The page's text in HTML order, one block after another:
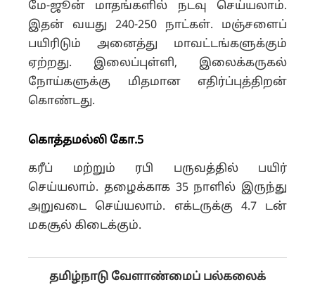
மே-ஜூன் மாதங்களில் நடவு செய்யலாம்.
இதன் வயது 240-250 நாட்கள். மஞ்சளைப்
பயிரிடும் அனைத்து மாவட்டங்களுக்கும்
ஏற்றது. இலைப்புள்ளி, இலைக்கருகல்
நோய்களுக்கு மிதமான எதிர்ப்புத்திறன்
கொண்டது.
கொத்தமல்லி கோ.5
கரீப் மற்றும் ரபி பருவத்தில் பயிர்
செய்யலாம். தழைக்காக 35 நாளில் இருந்து
அறுவடை செய்யலாம். எக்டருக்கு 4.7 டன்
மகசூல் கிடைக்கும்.
தமிழ்நாடு வேளாண்மைப் பல்கலைக்